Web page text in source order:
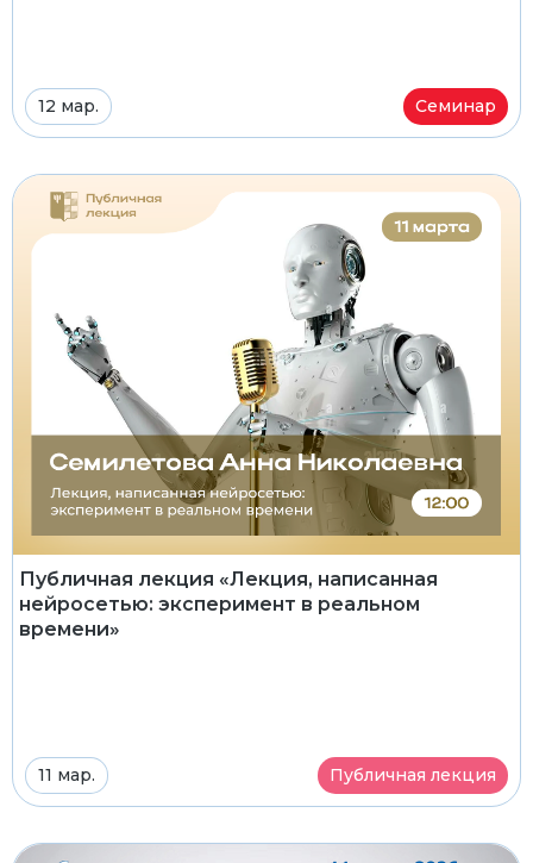
12 мар. Семинар
Публичная лекция «Лекция, написанная
нейросетью: эксперимент в реальном
времени»
11 мар. Публичная лекция